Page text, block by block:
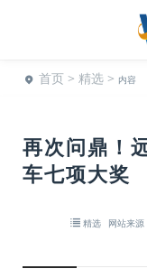
首页 > 精选 > 内容
再次问鼎！
车七项大奖
精选 网站来源